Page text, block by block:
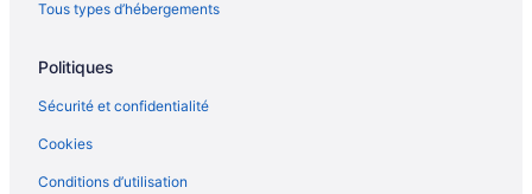
Tous types d’hébergements
Politiques
Sécurité et confidentialité
Cookies
Conditions d’utilisation